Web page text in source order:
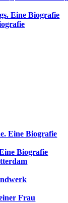
Eine Biografie
Eine Biografie
Biografie
Frau